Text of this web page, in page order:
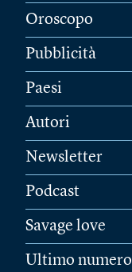
Oroscopo
Pubblicità
Paesi
Autori
Newsletter
Podcast
Savage love
Ultimo numero